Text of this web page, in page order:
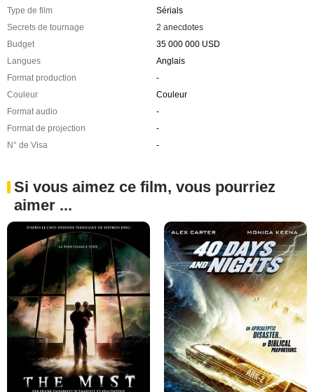
Type de film
Sérials
Secrets de tournage
2 anecdotes
Budget
35 000 000 USD
Langues
Anglais
Format production
-
Couleur
Couleur
Format audio
-
Format de projection
-
N° de Visa
-
Si vous aimez ce film, vous pourriez
aimer ...